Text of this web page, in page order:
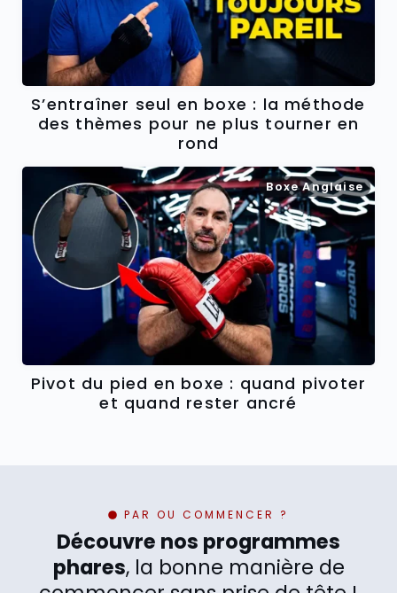
S’entraîner seul en boxe : la méthode
des thèmes pour ne plus tourner en
rond
Boxe Anglaise
Pivot du pied en boxe : quand pivoter
et quand rester ancré
PAR OU COMMENCER ?
Découvre nos programmes
phares, la bonne manière de